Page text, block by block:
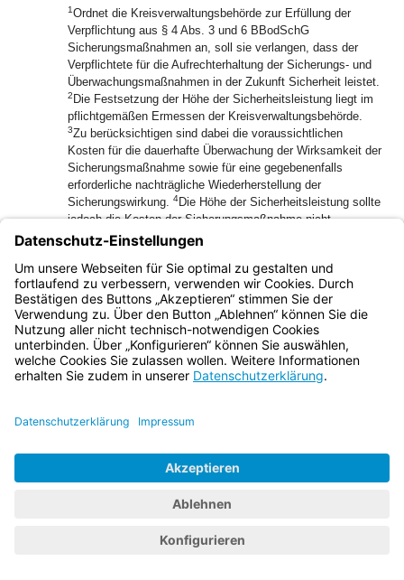
1Ordnet die Kreisverwaltungsbehörde zur Erfüllung der
Verpflichtung aus § 4 Abs. 3 und 6 BBodSchG
Sicherungsmaßnahmen an, soll sie verlangen, dass der
Verpflichtete für die Aufrechterhaltung der Sicherungs- und
Überwachungsmaßnahmen in der Zukunft Sicherheit leistet.
2 Die Festsetzung der Höhe der Sicherheitsleistung liegt im
pflichtgemäßen Ermessen der Kreisverwaltungsbehörde.
3Zu berücksichtigen sind dabei die voraussichtlichen
Kosten für die dauerhafte Überwachung der Wirksamkeit der
Sicherungsmaßnahme sowie für eine gegebenenfalls
erforderliche nachträgliche Wiederherstellung der
Sicherungswirkung. 4Die Höhe der Sicherheitsleistung sollte
jedoch die Kosten der Sicherungsmaßnahme nicht
übersteigen. Die Sicherheitsleistung kann durch
Hinterlegung des festgesetzten Betrags bei der
Kreisverwaltungsbehörde, Nachweis einer entsprechenden
Versicherung, Bürgschaft oder durch Bestellung dinglicher
Sicherheiten erfolgen.6Derartige Sicherheitsleistungen
werden freigegeben, wenn infolge
a)
einer späteren Sanierung durch Dekontamination
oder
die Voraussetzungen für die Festsetzung nicht mehr
5.2.5 Entlassung
Der zur Sanierung Verpflichtete hat die Ergebnisse der
Kreisverwaltungsbehörde entscheidet unter Einbeziehung